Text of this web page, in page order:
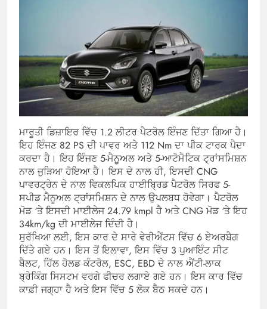
ਮਾਰੂਤੀ ਡਿਜ਼ਾਇਰ ਵਿੱਚ 1.2 ਲੀਟਰ ਪੈਟਰੋਲ ਇੰਜਣ ਦਿੱਤਾ ਗਿਆ ਹੈ।
ਇਹ ਇੰਜਣ 82 PS ਦੀ ਪਾਵਰ ਅਤੇ 112 Nm ਦਾ ਪੀਕ ਟਾਰਕ ਪੈਦਾ
ਕਰਦਾ ਹੈ। ਇਹ ਇੰਜਣ 5-ਮੈਨੂਅਲ ਅਤੇ 5-ਆਟੋਮੈਟਿਕ ਟ੍ਰਾਂਸਮਿਸ਼ਨ
ਨਾਲ ਜੁੜਿਆ ਹੋਇਆ ਹੈ। ਇਸ ਦੇ ਨਾਲ ਹੀ, ਇਸਦੀ CNG
ਪਾਵਰਟ੍ਰੇਨ ਦੇ ਨਾਲ ਵਿਕਲਪਿਕ ਹਾਈਬ੍ਰਿਡ ਪੈਟਰੋਲ ਸਿਰਫ 5-
ਸਪੀਡ ਮੈਨੂਅਲ ਟ੍ਰਾਂਸਮਿਸ਼ਨ ਦੇ ਨਾਲ ਉਪਲਬਧ ਹੋਵੇਗਾ। ਪੈਟਰੋਲ
ਮੋਡ ‘ਤੇ ਇਸਦੀ ਮਾਈਲੇਜ 24.79 kmpl ਹੈ ਅਤੇ CNG ਮੋਡ ‘ਤੇ ਇਹ
34km/kg ਦੀ ਮਾਈਲੇਜ ਦਿੰਦੀ ਹੈ।
ਸੁਰੱਖਿਆ ਲਈ, ਇਸ ਕਾਰ ਦੇ ਸਾਰੇ ਵੇਰੀਐਂਟਸ ਵਿੱਚ 6 ਏਅਰਬੈਗ
ਦਿੱਤੇ ਗਏ ਹਨ। ਇਸ ਤੋਂ ਇਲਾਵਾ, ਇਸ ਵਿੱਚ 3 ਪੁਆਇੰਟ ਸੀਟ
ਬੈਲਟ, ਹਿੱਲ ਹੋਲਡ ਕੰਟਰੋਲ, ESC, EBD ਦੇ ਨਾਲ ਐਂਟੀ-ਲਾਕ
ਬ੍ਰੇਕਿੰਗ ਸਿਸਟਮ ਵਰਗੇ ਫੀਚਰ ਲਗਾਏ ਗਏ ਹਨ। ਇਸ ਕਾਰ ਵਿੱਚ
ਕਾਫ਼ੀ ਜਗ੍ਹਾ ਹੈ ਅਤੇ ਇਸ ਵਿੱਚ 5 ਲੋਕ ਬੈਠ ਸਕਦੇ ਹਨ।